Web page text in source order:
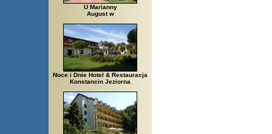
U Marianny
August w
Noce i Dnie Hotel & Restauracja
Konstancin Jeziorna